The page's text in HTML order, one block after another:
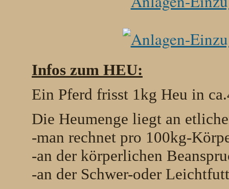
Infos zum HEU:
Ein Pferd frisst 1kg Heu in
Die Heumenge liegt an
-man rechnet pro 100kg-
-an der körperlichen
-an der Schwer-oder